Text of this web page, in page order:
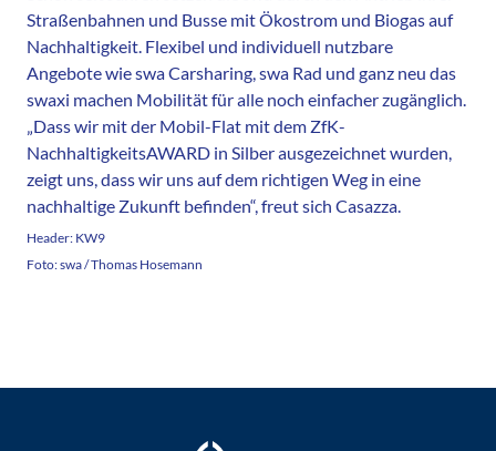
Straßenbahnen und Busse mit Ökostrom und Biogas auf
Nachhaltigkeit. Flexibel und individuell nutzbare
Angebote wie swa Carsharing, swa Rad und ganz neu das
swaxi machen Mobilität für alle noch einfacher zugänglich.
„Dass wir mit der Mobil-Flat mit dem ZfK-
NachhaltigkeitsAWARD in Silber ausgezeichnet wurden,
zeigt uns, dass wir uns auf dem richtigen Weg in eine
nachhaltige Zukunft befinden“, freut sich Casazza.
Header: KW9
Foto: swa / Thomas Hosemann